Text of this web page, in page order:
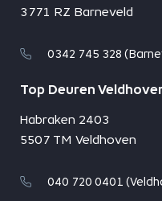
3771 RZ Barneveld
0342 745 328
Top Deuren
Habraken 2403
5507 TM Veldhoven
040 720 0401